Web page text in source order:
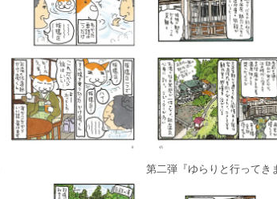
第二弾『ゆらりと行ってき